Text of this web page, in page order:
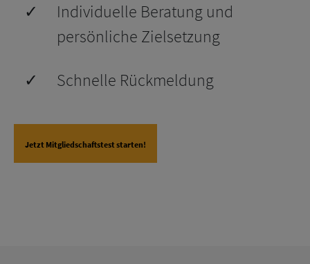
✓
Individuelle Beratung und
persönliche Zielsetzung
✓ Schnelle Rückmeldung
Jetzt Mitgliedschaftstest starten!